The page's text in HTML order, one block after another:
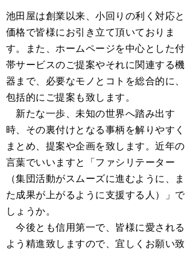
池田屋は創業以来、小回りの利く対応と
価格で皆様にお引き立て頂いておりま
す。また、ホームページを中心とした付
帯サービスのご提案やそれに関連する機
器まで、必要なモノとコトを総合的に、
包括的にご提案も致します。
新たな一歩、未知の世界へ踏み出す
時、その裏付けとなる事柄を解りやすく
まとめ、提案や企画を致します。近年の
言葉でいいますと「ファシリテーター
（集団活動がスムーズに進むように、ま
た成果が上がるように支援する人）」で
しょうか。
今後とも信用第一で、皆様に愛される
よう精進致しますので、宜しくお願い致